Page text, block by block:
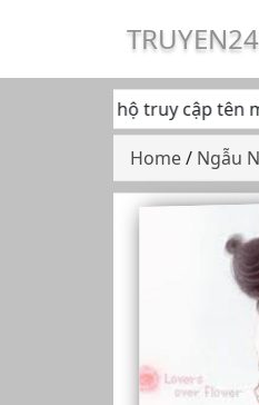
tục ủng hộ truy cập tên
Home/ Ngẫu